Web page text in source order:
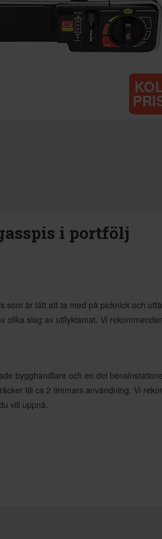
i portfölj
är lätt att ta med på picknick och
slag av utflyktsmat. Vi
bygghandlare och en del
till ca 2 timmars användning. Vi
vill uppnå.